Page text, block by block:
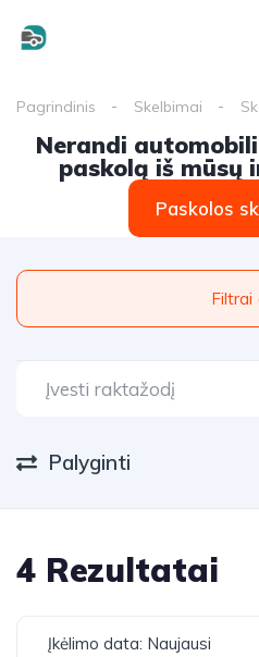
Pagrindinis Skelbimai
Nerandi
paskolą iš mūsų
Paskolos
Palyginti
4 Rezultatai
Įkėlimo data: Naujausi